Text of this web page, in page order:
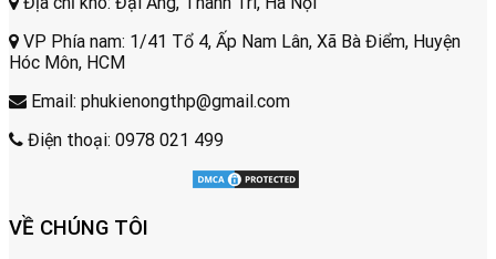
VP Phía nam: 1/41 Tổ 4, Ấp Nam Lân, Xã Bà Điểm, Huyện
Hóc Môn, HCM
Email: phukienongthp@gmail.com
Điện thoại: 0978 021 499
VỀ CHÚNG TÔI